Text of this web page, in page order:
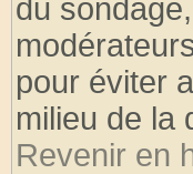
du
pour éviter
milieu de la
Revenir en